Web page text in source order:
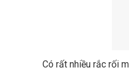
Có rất nhiều rắc rối